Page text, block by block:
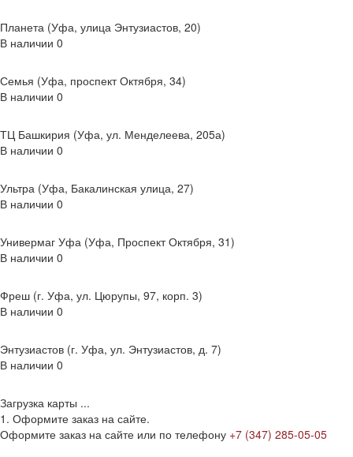
Планета (Уфа, улица Энтузиастов, 20)
В наличии 0
Семья (Уфа, проспект Октября, 34)
В наличии 0
ТЦ Башкирия (Уфа, ул. Менделеева, 205а)
В наличии 0
Ультра (Уфа, Бакалинская улица, 27)
В наличии 0
Универмаг Уфа (Уфа, Проспект Октября, 31)
В наличии 0
Фреш (г‌. Уфа, ул. Цюрупы, 97, корп. 3)
В наличии 0
Энтузиастов (г. Уфа, ул. Энтузиастов, д. 7)
В наличии 0
Загрузка карты ...
1. Оформите заказ на сайте.
Оформите заказ на сайте или по телефону +7 (347) 285-05-05